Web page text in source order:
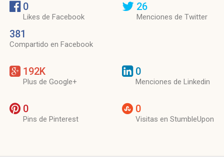
0
Likes de Facebook
381
Compartido en Facebook
26
Menciones de Twitter
192K
Plus de Google+
0
Menciones de Linkedin
0
Pins de Pinterest
0
Visitas en StumbleUpon